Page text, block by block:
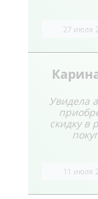
27 июля
Увидела
скидку в
11 июля